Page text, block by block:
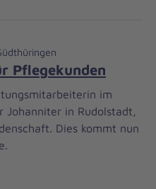
Pflegekunden
im
Johanniter in Rudolstadt,
Dies kommt nun